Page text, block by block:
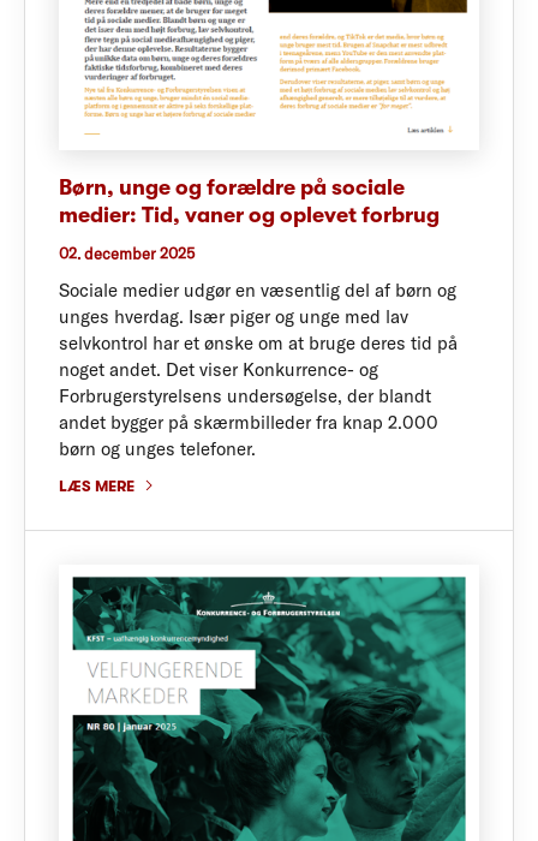
Børn, unge og forældre på sociale
medier: Tid, vaner og oplevet forbrug
02. december 2025
Sociale medier udgør en væsentlig del af børn og
unges hverdag. Især piger og unge med lav
selvkontrol har et ønske om at bruge deres tid på
noget andet. Det viser Konkurrence- og
Forbrugerstyrelsens undersøgelse, der blandt
andet bygger på skærmbilleder fra knap 2.000
børn og unges telefoner.
LÆS MERE